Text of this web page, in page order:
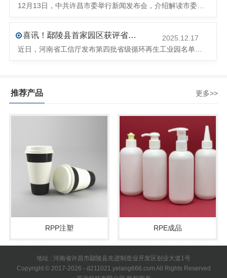
12月13日，中共许昌市委举行新闻发布会，介绍解读市委八届十次全会的有关情况。记者从发布会了解到，“十五五”时期，许昌将加快构建现代化产业体系，持续巩固壮大实体经济根基。一系列前瞻布局和突破性举措即将展开，一起来看！<section><section>锚定“五城”目标，打造产业特色优势&...
喜讯！鄢陵县首家园区获评省级循环再生工业园
2025.12.17
近日，河南省工信厅发布第四批省级循环再生工业园名单，经地市工信部门初审推荐、园区现场答辩、专家评判等环节，城发环境（许昌）循环经济产业园成功入选，系鄢陵县首家省级循环再生工业园。该园区是河南省首个高值化再生塑料循环经济产业园，由鄢陵县、河南省投资集团城发环境股份有限公司、河南平远新材料科技有限公司三
推荐产品 更多>>
RPP注塑 RPE成品
地址 : 河南省许昌市鄢陵县先进制造业开发区创业大道1号
Copyright © 2017-2026 - d211021.yelang666.com All Rights Reserved